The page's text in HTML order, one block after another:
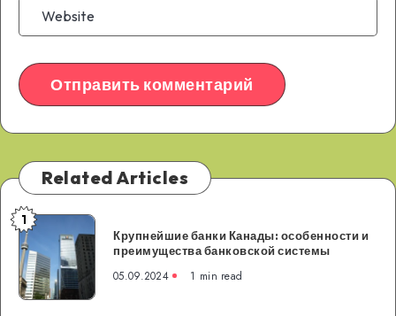
Related Articles
Крупнейшие
банки
Канады:
особенности
и
1
Крупнейшие банки Канады: особенности и
преимущества банковской системы
05.09.2024 1 min read